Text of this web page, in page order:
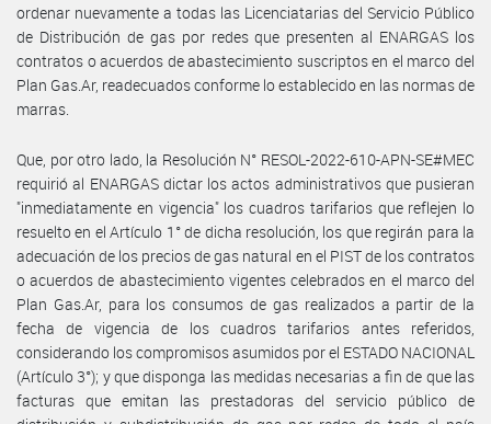
ordenar nuevamente a todas las Licenciatarias del Servicio Público
de Distribución de gas por redes que presenten al ENARGAS los
contratos o acuerdos de abastecimiento suscriptos en el marco del
Plan Gas.Ar, readecuados conforme lo establecido en las normas de
marras.
Que, por otro lado, la Resolución N° RESOL-2022-610-APN-SE#MEC
requirió al ENARGAS dictar los actos administrativos que pusieran
"inmediatamente en vigencia" los cuadros tarifarios que reflejen lo
resuelto en el Artículo 1° de dicha resolución, los que regirán para la
adecuación de los precios de gas natural en el PIST de los contratos
o acuerdos de abastecimiento vigentes celebrados en el marco del
Plan Gas.Ar, para los consumos de gas realizados a partir de la
fecha de vigencia de los cuadros tarifarios antes referidos,
considerando los compromisos asumidos por el ESTADO NACIONAL
(Artículo 3°); y que disponga las medidas necesarias a fin de que las
facturas que emitan las prestadoras del servicio público de